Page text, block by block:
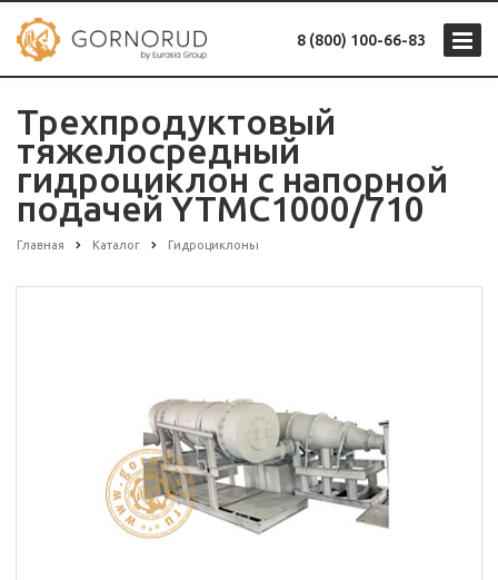
8 (800) 100-66-83
Трехпродуктовый
тяжелосредный
гидроциклон с напорной
подачей YTMC1000/710
Главная Каталог Гидроциклоны